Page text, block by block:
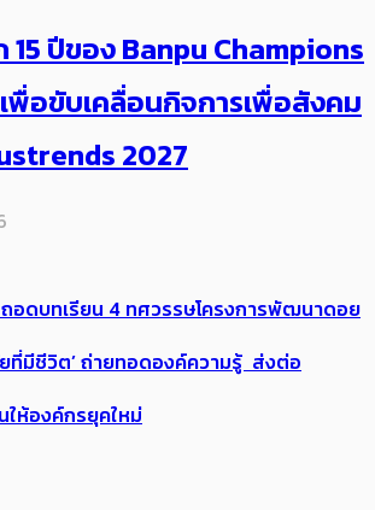
15 ปีของ Banpu Champions
พื่อขับเคลื่อนกิจการเพื่อสังคม
2027
อดบทเรียน 4 ทศวรรษโครงการพัฒนาดอย
ที่มีชีวิต’ ถ่ายทอดองค์ความรู้ ส่งต่อ
ห้องค์กรยุคใหม่